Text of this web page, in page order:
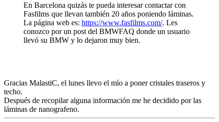
En Barcelona quizás te pueda interesar contactar con
Fasfilms que llevan también 20 años poniendo láminas.
La página web es: https://www.fasfilms.com/. Les
conozco por un post del BMWFAQ donde un usuario
llevó su BMW y lo dejaron muy bien.
Gracias MalastiC, el lunes llevo el mío a poner cristales traseros y
techo.
Después de recopilar alguna información me he decidido por las
láminas de nanografeno.